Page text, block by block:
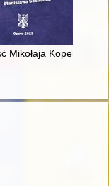
od
Mikołaja Kopernika z